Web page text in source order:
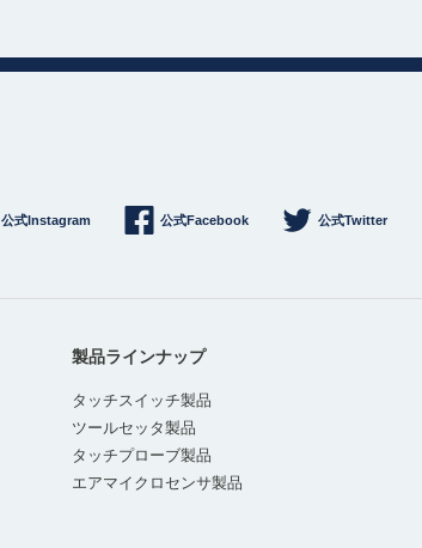
公式Instagram 公式Facebook 公式Twitter
製品ラインナップ
タッチスイッチ製品
ツールセッタ製品
タッチプローブ製品
エアマイクロセンサ製品